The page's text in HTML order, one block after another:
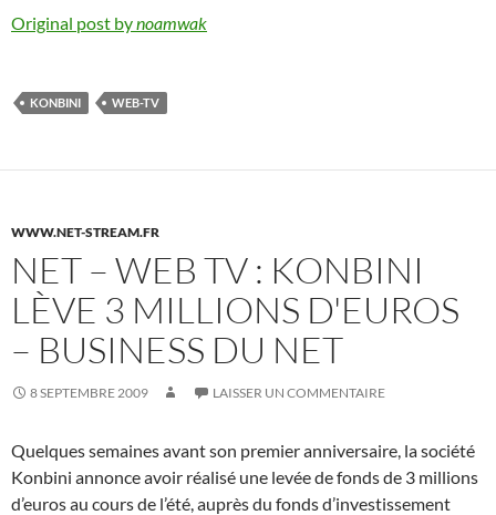
Original post bynoamwak
KONBINI WEB-TV
WWW.NET-STREAM.FR
NET – WEB TV : KONBINI
LÈVE 3 MILLIONS D'EUROS
– BUSINESS DU NET
8 SEPTEMBRE 2009 LAISSER UN COMMENTAIRE
Quelques semaines avant son premier anniversaire, la société
Konbini annonce avoir réalisé une levée de fonds de 3 millions
d’euros au cours de l’été, auprès du fonds d’investissement